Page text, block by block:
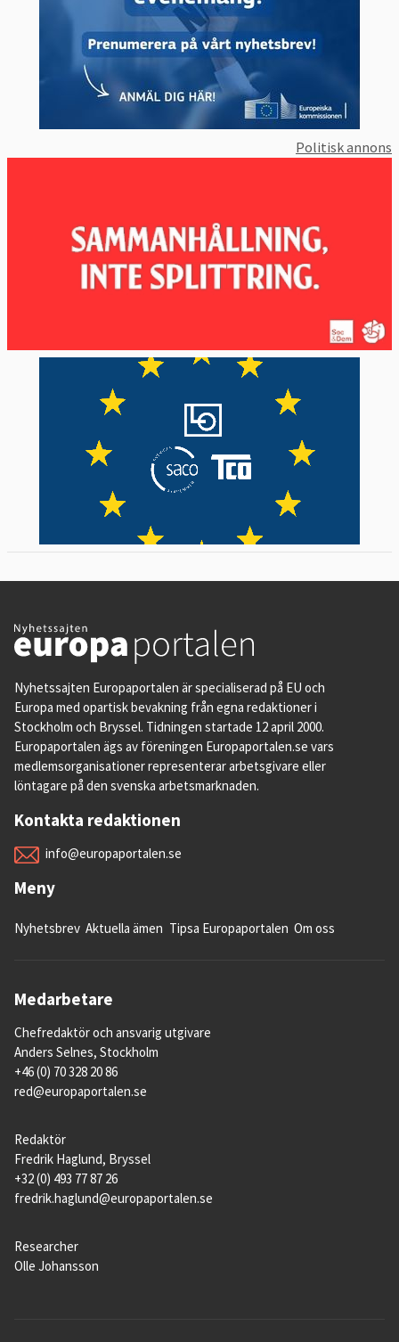
Politisk annons
Nyhetssajten Europaportalen är specialiserad på EU och
Europa med opartisk bevakning från egna redaktioner i
Stockholm och Bryssel. Tidningen startade 12 april 2000.
Europaportalen ägs av föreningen Europaportalen.se vars
medlemsorganisationer representerar arbetsgivare eller
löntagare på den svenska arbetsmarknaden.
Kontakta redaktionen
info@europaportalen.se
Meny
Nyhetsbrev Aktuella ämen Tipsa Europaportalen Om oss
Medarbetare
Chefredaktör och ansvarig utgivare
Anders Selnes, Stockholm
+46 (0) 70 328 20 86
red@europaportalen.se
Redaktör
Fredrik Haglund, Bryssel
+32 (0) 493 77 87 26
fredrik.haglund@europaportalen.se
Researcher
Olle Johansson